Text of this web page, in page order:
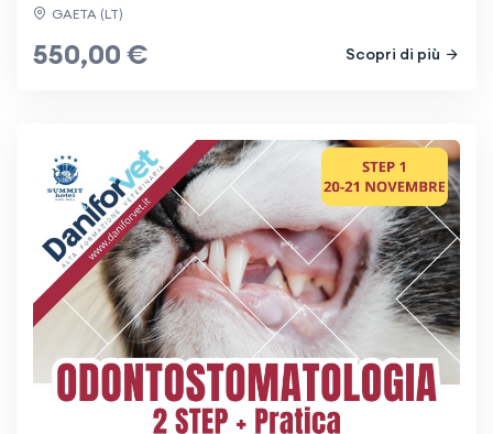
GAETA (LT)
550,00 € Scopri di più